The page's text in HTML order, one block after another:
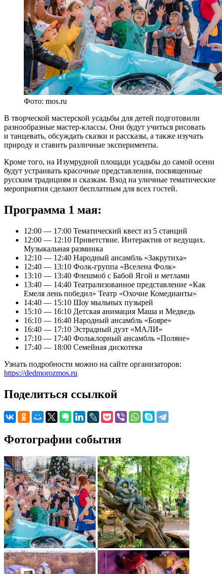
Фото: mos.ru
В творческой мастерской усадьбы для детей подготовили
разнообразные мастер-классы. Они будут учиться рисовать
и танцевать, обсуждать сказки и рассказы, а также изучать
природу и ставить различные эксперименты.
Кроме того, на Изумрудной площади усадьбы до самой осени
будут устраивать красочные представления, посвященные
русским традициям и сказкам. Вход на уличные тематические
мероприятия сделают бесплатным для всех гостей.
Программа 1 мая:
12:00 — 17:00 Тематический квест из 5 станций
12:00 — 12:10 Приветствие. Интерактив от ведущих.
Музыкальная разминка
12:10 — 12:40 Народный ансамбль «Закрутиха»
12:40 — 13:10 Фолк-группа «Вселена Фолк»
13:10 — 13:40 Флешмоб с Бабой Ягой и метлами
13:40 — 14:40 Театрализованное представление «Как
Емеля лень победил» Театр «Охочие Комедианты»
14:40 — 15:10 Шоу мыльных пузырей
15:10 — 16:10 Детская анимация Маша и Медведь
16:10 — 16:40 Народный ансамбль «Бояре»
16:40 — 17:10 Эстрадный дуэт «МАЛИ»
17:10 — 17:40 Фольклорный ансамбль «Поляне»
17:40 — 18:00 Семейная дискотека
Узнать подробности можно на сайте организаторов:
https://dedmorozmos.ru
Поделиться ссылкой
Фотографии события